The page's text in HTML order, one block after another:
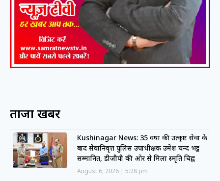
ताजा खबरें
Kushinagar News: 35 वर्षों की उत्कृष्ट सेवा के
बाद सेवानिवृत्त पुलिस उपाधीक्षक उमेश चन्द भट्ट
सम्मानित, डीजीपी की ओर से मिला स्मृति चिह्न
August 6, 2026 5:28 pm